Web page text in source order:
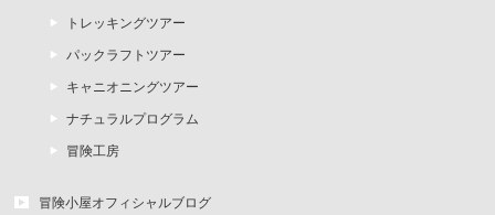
トレッキングツアー
パックラフトツアー
キャニオニングツアー
ナチュラルプログラム
冒険工房
冒険小屋オフィシャルブログ